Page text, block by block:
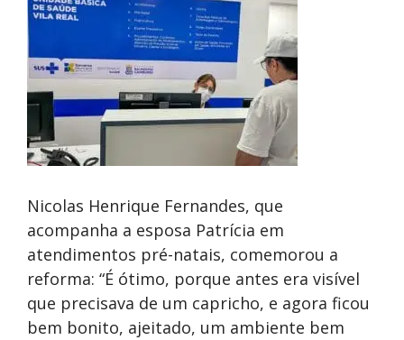
Nicolas Henrique Fernandes, que
acompanha a esposa Patrícia em
atendimentos pré-natais, comemorou a
reforma: “É ótimo, porque antes era visível
que precisava de um capricho, e agora ficou
bem bonito, ajeitado, um ambiente bem